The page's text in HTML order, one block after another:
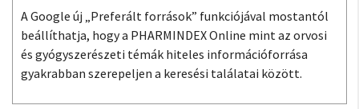
A Google új „Preferált források” funkciójával mostantól
beállíthatja, hogy a PHARMINDEX Online mint az orvosi
és gyógyszerészeti témák hiteles információforrása
gyakrabban szerepeljen a keresési találatai között.